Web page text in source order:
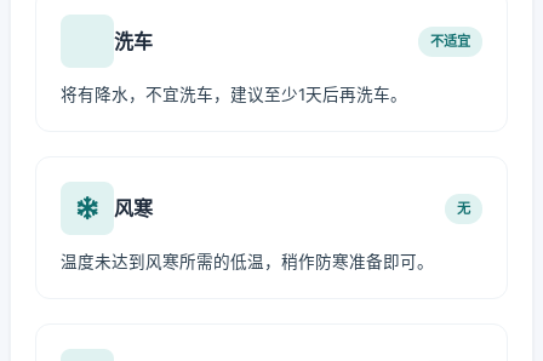
洗车 不适宜
将有降水，不宜洗车，建议至少1天后再洗车。
风寒 无
温度未达到风寒所需的低温，稍作防寒准备即可。